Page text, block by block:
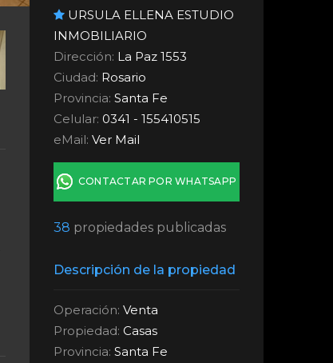
URSULA ELLENA ESTUDIO
INMOBILIARIO
Dirección: La Paz 1553
Ciudad: Rosario
Provincia:Santa Fe
Celular: 0341 - 155410515
eMail:Ver Mail
CONTACTAR POR WHATSAPP
38 propiedades publicadas
Descripción de la propiedad
Operación: Venta
Propiedad: Casas
Provincia: Santa Fe